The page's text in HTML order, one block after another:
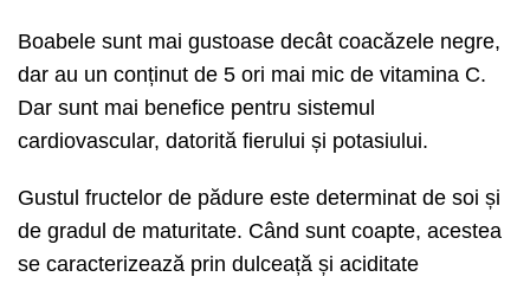
Boabele sunt mai gustoase decât coacăzele negre,
dar au un conținut de 5 ori mai mic de vitamina C.
Dar sunt mai benefice pentru sistemul
cardiovascular, datorită fierului și potasiului.
Gustul fructelor de pădure este determinat de soi și
de gradul de maturitate. Când sunt coapte, acestea
se caracterizează prin dulceață și aciditate